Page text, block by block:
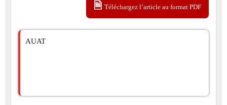
Téléchargez l’article au format PDF
AUAT